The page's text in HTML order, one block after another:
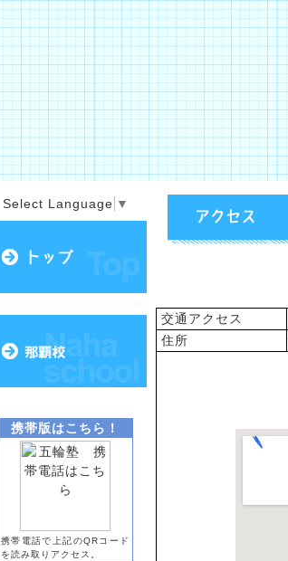
Select Language ▼
携帯版はこちら！
携帯電話で上記のQRコード
を読み取りアクセス。
交通アクセス
住所